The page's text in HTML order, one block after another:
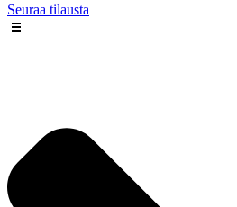
Seuraa tilausta